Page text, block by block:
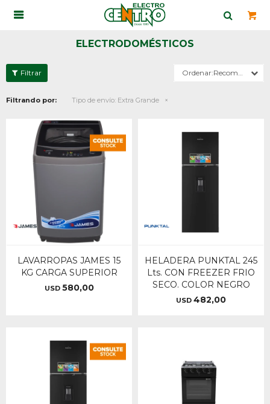

ELECTRODOMÉSTICOS
Recomendados
Filtrando por: Tipo de envío: Extra Grande
LAVARROPAS JAMES 15
KG CARGA SUPERIOR
USD 580,00
HELADERA PUNKTAL 245
Lts. CON FREEZER FRIO
SECO. COLOR NEGRO
USD 482,00